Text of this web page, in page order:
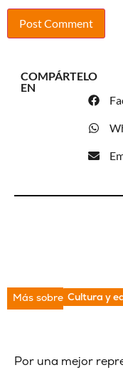
COMPÁRTELO
EN
Más sobre Cultura y
Por una mejor